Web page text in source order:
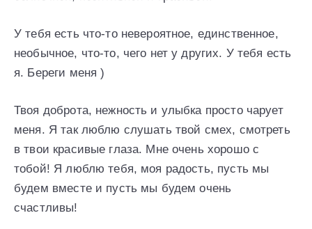
У тебя есть что-то невероятное, единственное,
необычное, что-то, чего нет у других. У тебя есть
я. Береги меня )
Твоя доброта, нежность и улыбка просто чарует
меня. Я так люблю слушать твой смех, смотреть
в твои красивые глаза. Мне очень хорошо с
тобой! Я люблю тебя, моя радость, пусть мы
будем вместе и пусть мы будем очень
счастливы!